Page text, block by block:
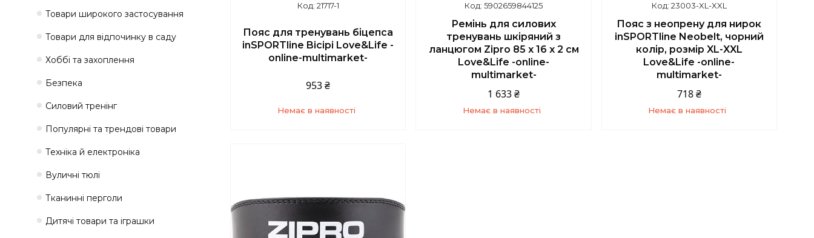
21717-1
Пояс для тренувань біцепса
inSPORTline Bicipi Love&Life -
online-multimarket-
953 ₴
Немає в наявності
5902659844125
Ремінь для силових
тренувань шкіряний з
ланцюгом Zipro 85 х 16 х 2 см
Love&Life -online-
multimarket-
1 633 ₴
Немає в наявності
23003-XL-XXL
Пояс з неопрену для нирок
inSPORTline Neobelt, чорний
колір, розмір XL-XXL
Love&Life -online-
multimarket-
718 ₴
Немає в наявності
Товари широкого застосування
Товари для відпочинку в саду
Хоббі та захоплення
Безпека
Силовий тренінг
Популярні та трендові товари
Техніка й електроніка
Вуличні тюлі
Тканинні перголи
Дитячі товари та іграшки